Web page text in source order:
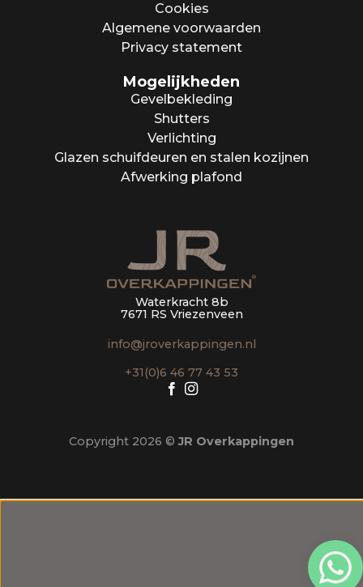
Cookies
Algemene voorwaarden
Privacy statement
Mogelijkheden
Gevelbekleding
Shutters
Verlichting
Glazen schuifdeuren en stalen kozijnen
Afwerking plafond
Waterkracht 8b
7671 RS Vriezenveen
info@jroverkappingen.nl
+31(0)6 46 77 43 53
Copyright 2026 ©JR Overkappingen